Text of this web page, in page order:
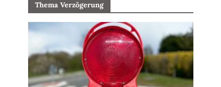
Thema Verzögerung